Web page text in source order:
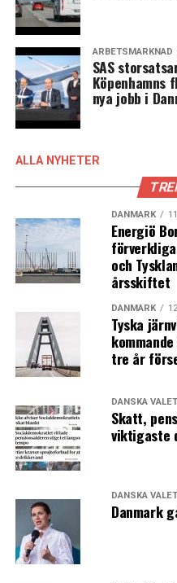
ARBETSMARKNAD
SAS
Köpenhamns
nya jobb i
ALLA NYHETER
DANMARK
Energiö
och
årsskiftet
DANMARK
Tyska
tre år
DANSKA
Skatt,
viktigaste
DANSKA
Danmark